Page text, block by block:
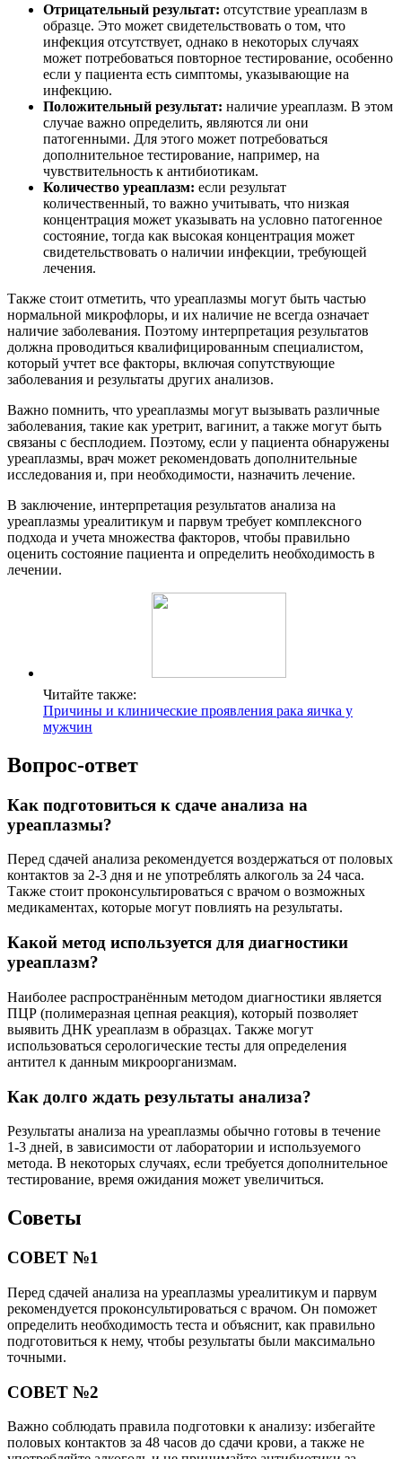
Отрицательный результат: отсутствие уреаплазм в
образце. Это может свидетельствовать о том, что
инфекция отсутствует, однако в некоторых случаях
может потребоваться повторное тестирование, особенно
если у пациента есть симптомы, указывающие на
инфекцию.
Положительный результат: наличие уреаплазм. В этом
случае важно определить, являются ли они
патогенными. Для этого может потребоваться
дополнительное тестирование, например, на
чувствительность к антибиотикам.
Количество уреаплазм: если результат
количественный, то важно учитывать, что низкая
концентрация может указывать на условно патогенное
состояние, тогда как высокая концентрация может
свидетельствовать о наличии инфекции, требующей
лечения.
Также стоит отметить, что уреаплазмы могут быть частью
нормальной микрофлоры, и их наличие не всегда означает
наличие заболевания. Поэтому интерпретация результатов
должна проводиться квалифицированным специалистом,
который учтет все факторы, включая сопутствующие
заболевания и результаты других анализов.
Важно помнить, что уреаплазмы могут вызывать различные
заболевания, такие как уретрит, вагинит, а также могут быть
связаны с бесплодием. Поэтому, если у пациента обнаружены
уреаплазмы, врач может рекомендовать дополнительные
исследования и, при необходимости, назначить лечение.
В заключение, интерпретация результатов анализа на
уреаплазмы уреалитикум и парвум требует комплексного
подхода и учета множества факторов, чтобы правильно
оценить состояние пациента и определить необходимость в
лечении.
Читайте также:
Причины и клинические проявления рака яичка у
мужчин
Вопрос-ответ
Как подготовиться к сдаче анализа на
уреаплазмы?
Перед сдачей анализа рекомендуется воздержаться от половых
контактов за 2-3 дня и не употреблять алкоголь за 24 часа.
Также стоит проконсультироваться с врачом о возможных
медикаментах, которые могут повлиять на результаты.
Какой метод используется для диагностики
уреаплазм?
Наиболее распространённым методом диагностики является
ПЦР (полимеразная цепная реакция), который позволяет
выявить ДНК уреаплазм в образцах. Также могут
использоваться серологические тесты для определения
антител к данным микроорганизмам.
Как долго ждать результаты анализа?
Результаты анализа на уреаплазмы обычно готовы в течение
1-3 дней, в зависимости от лаборатории и используемого
метода. В некоторых случаях, если требуется дополнительное
тестирование, время ожидания может увеличиться.
Советы
СОВЕТ №1
Перед сдачей анализа на уреаплазмы уреалитикум и парвум
рекомендуется проконсультироваться с врачом. Он поможет
определить необходимость теста и объяснит, как правильно
подготовиться к нему, чтобы результаты были максимально
точными.
СОВЕТ №2
Важно соблюдать правила подготовки к анализу: избегайте
половых контактов за 48 часов до сдачи крови, а также не